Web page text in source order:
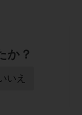
か？
いえ